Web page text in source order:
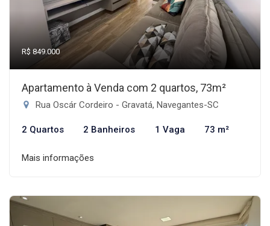
R$ 849.000
Apartamento à Venda com 2 quartos, 73m²
Rua Oscár Cordeiro - Gravatá, Navegantes-SC
2 Quartos 2 Banheiros 1 Vaga 73 m²
Mais informações